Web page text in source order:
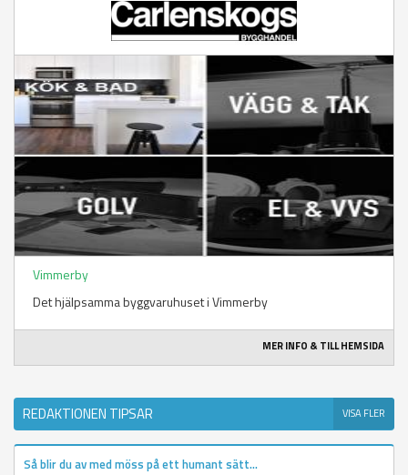
Vimmerby
Det hjälpsamma byggvaruhuset i Vimmerby
MER INFO & TILL HEMSIDA
REDAKTIONEN TIPSAR VISA FLER
Så blir du av med möss på ett humant sätt...